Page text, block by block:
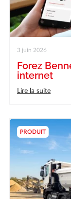
3 juin 2026
Forez
internet
Lire la suite
PRODUIT